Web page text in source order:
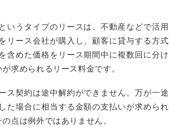
いうタイプのリースは、不動産などで活用
リース会社が購入し、顧客に貸与する方式
含めた価格をリース期間中に複数回に分け
求められるリース料金です。
ス契約は途中解約ができません。万が一途
た場合に相当する金額の支払いが求められ
点は例外ではありません。